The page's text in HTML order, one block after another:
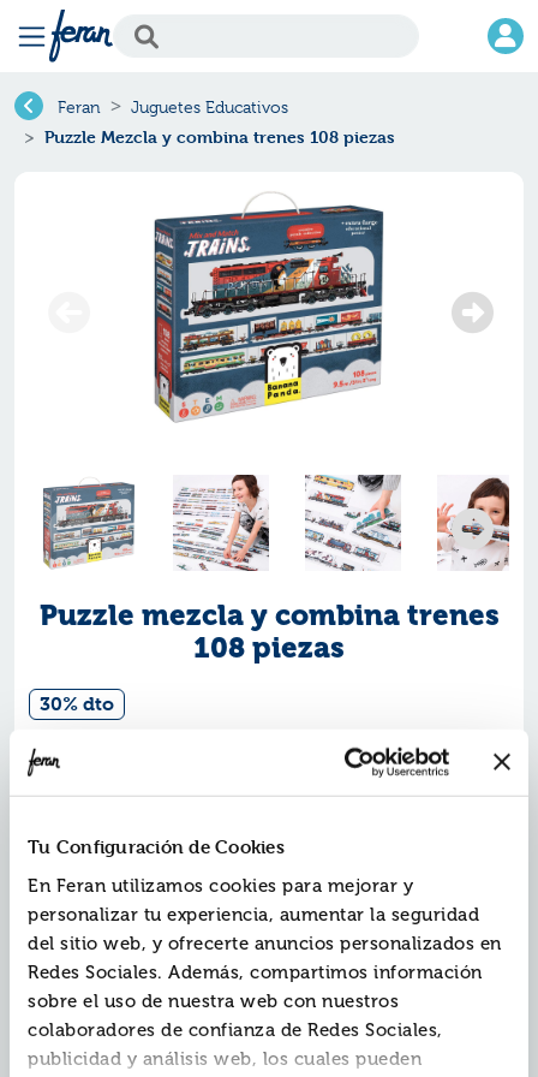
Tu Configuración de Cookies
En Feran utilizamos cookies para mejorar y
personalizar tu experiencia, aumentar la seguridad
del sitio web, y ofrecerte anuncios personalizados en
Redes Sociales. Además, compartimos información
sobre el uso de nuestra web con nuestros
colaboradores de confianza de Redes Sociales,
publicidad y análisis web, los cuales pueden
Feran Juguetes Educativos
Puzzle Mezcla y combina trenes 108 piezas
Puzzle mezcla y combina trenes
108 piezas
30% dto
Ref.
EAN13:
Dimensiones del embalaje: 33x28x7cm.
Dimensiones del puzle completo: 9 metros.
Tienes ante ti 108 piezas, incluidas 56 de doble cara
para que puedas ver cómo es el interior de un tren,
para que disfrutes de horas y horas entre contenedores
de carga, locomotoras y vagones. Las piezas se pueden
combinar libremente para que puedas formar distintos